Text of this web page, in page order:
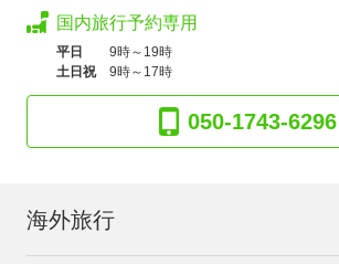
国内旅行予約専用
平日
9時～19時
土日祝
9時～17時
050-1743-6296
海外旅行